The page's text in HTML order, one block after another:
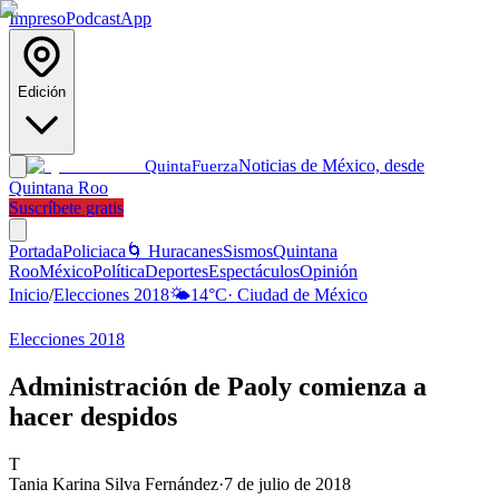
ImpresoPodcastApp
Edición
QuintaFuerzaNoticias de México, desde
Quintana Roo
Suscríbete gratis
PortadaPoliciaca 🌀 HuracanesSismosQuintana
RooMéxicoPolíticaDeportesEspectáculosOpinión
Inicio/Elecciones 2018🌤️14°C· Ciudad de México
Elecciones 2018
Administración de Paoly comienza a
hacer despidos
T
Tania Karina Silva Fernández·7 de julio de 2018